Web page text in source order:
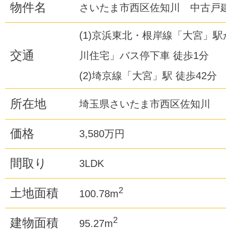
物件名 さいたま市西区佐知川 中古戸
交通
(1)京浜東北・根岸線「大宮」
川住宅」バス停下車 徒歩1分
(2)埼京線「大宮」駅 徒歩42分
所在地 埼玉県さいたま市西区佐知川
価格 3,580万円
間取り 3LDK
土地面積 100.78m2
建物面積 95.27m2